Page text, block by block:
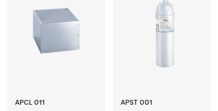
APCL 011 APST 001